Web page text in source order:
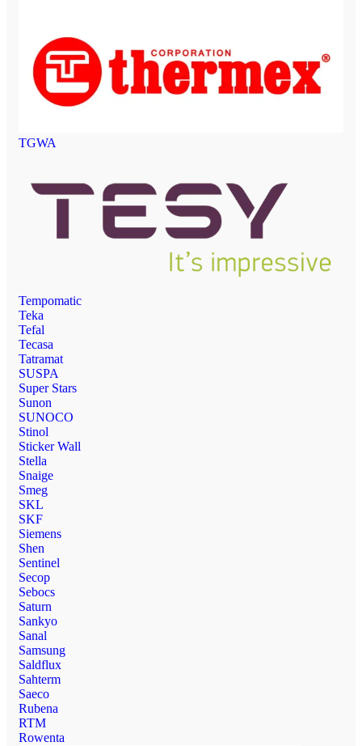
TGWA
Tempomatic
Teka
Tefal
Tecasa
Tatramat
SUSPA
Super Stars
Sunon
SUNOCO
Stinol
Sticker Wall
Stella
Snaige
Smeg
SKL
SKF
Siemens
Shen
Sentinel
Secop
Sebocs
Saturn
Sankyo
Sanal
Samsung
Saldflux
Sahterm
Saeco
Rubena
RTM
Rowenta